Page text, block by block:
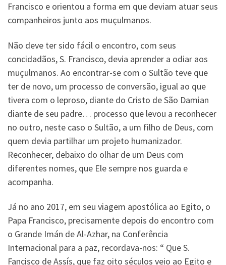
Francisco e orientou a forma em que deviam atuar seus
companheiros junto aos muçulmanos.
Não deve ter sido fácil o encontro, com seus
concidadãos, S. Francisco, devia aprender a odiar aos
muçulmanos. Ao encontrar-se com o Sultão teve que
ter de novo, um processo de conversão, igual ao que
tivera com o leproso, diante do Cristo de São Damian
diante de seu padre… processo que levou a reconhecer
no outro, neste caso o Sultão, a um filho de Deus, com
quem devia partilhar um projeto humanizador.
Reconhecer, debaixo do olhar de um Deus com
diferentes nomes, que Ele sempre nos guarda e
acompanha.
Já no ano 2017, em seu viagem apostólica ao Egito, o
Papa Francisco, precisamente depois do encontro com
o Grande Imán de Al-Azhar, na Conferência
Internacional para a paz, recordava-nos: “ Que S.
Fancisco de Assís, que faz oito séculos veio ao Egito e